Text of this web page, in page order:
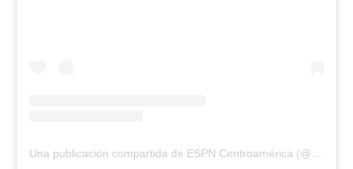
Una publicación compartida de ESPN Centroamérica (@espn_cam)